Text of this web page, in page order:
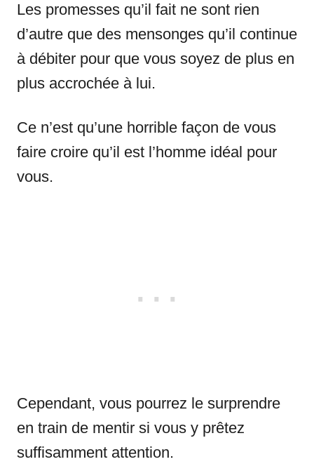
Les promesses qu’il fait ne sont rien
d’autre que des mensonges qu’il continue
à débiter pour que vous soyez de plus en
plus accrochée à lui.
Ce n’est qu’une horrible façon de vous
faire croire qu’il est l’homme idéal pour
vous.
Cependant, vous pourrez le surprendre
en train de mentir si vous y prêtez
suffisamment attention.